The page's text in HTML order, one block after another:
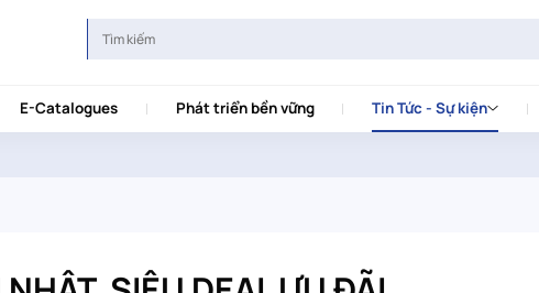
E-Catalogues Phát triển bền vững Tin Tức - Sự kiện